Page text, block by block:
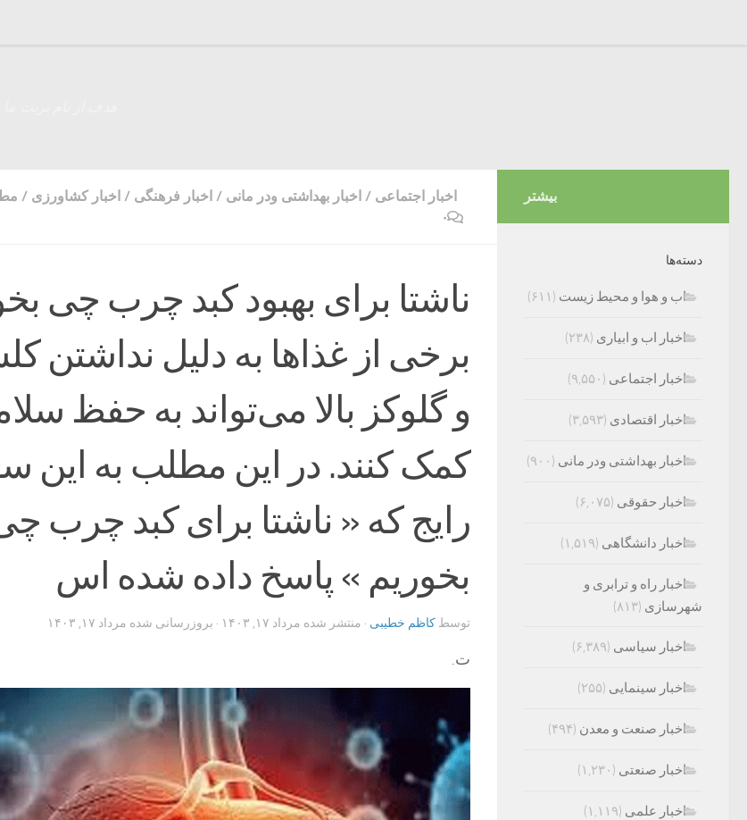
اخبار اجتماعی / اخبار بهداشتی ودر مانی / اخبار فرهنگی / اخبار کشاورزی /
۰
ناشتا برای بهبود کبد چرب چی
برخی از غذاها به دلیل نداشتن
و گلوکز بالا می‌تواند به حفظ
کمک کنند. در این مطلب به این
رایج که « ناشتا برای کبد چرب
بخوریم » پاسخ داده شده اس
توسط کاظم خطیبی · منتشر شده مرداد ۱۷, ۱۴۰۳ · بروزرسانی شده مرداد ۱۷, ۱۴۰۳
ت.
بیشتر
دسته‌ها
اب و هوا و محیط زیست (۶۱۱)
اخبار اب و ابیاری (۲۳۸)
اخبار اجتماعی (۹,۵۵۰)
اخبار اقتصادی (۳,۵۹۳)
اخبار بهداشتی ودر مانی (۹۰۰)
اخبار حقوقی (۶,۰۷۵)
اخبار دانشگاهی (۱,۵۱۹)
اخبار راه و ترابری و
شهرسازی (۸۱۳)
اخبار سیاسی (۶,۳۸۹)
اخبار سینمایی (۲۵۵)
اخبار صنعت و معدن (۴۹۴)
اخبار صنعتی (۱,۲۳۰)
اخبار علمی (۱,۱۱۹)